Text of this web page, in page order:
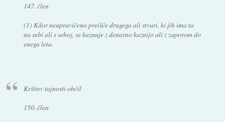
147. člen
(1) Kdor neupravičeno preišče drugega ali stvari, ki jih ima ta
na sebi ali s seboj, se kaznuje z denarno kaznijo ali z zaporom do
enega leta.
Kršitev tajnosti občil
150. člen